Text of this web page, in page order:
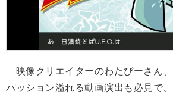
映像クリエイターのわたぴーさん
パッション溢れる動画演出も必見で